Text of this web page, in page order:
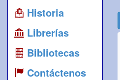
Historia
Librerías
Bibliotecas
Contáctenos